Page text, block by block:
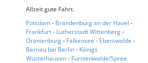
Allzeit gute Fahrt.
Potsdam- Brandenburg an der Havel -
Frankfurt- Lutherstadt Wittenberg-
Oranienburg- Falkensee - Eberswalde -
Bernau bei Berlin- Königs
Wusterhausen- Fürstenwalde/Spree